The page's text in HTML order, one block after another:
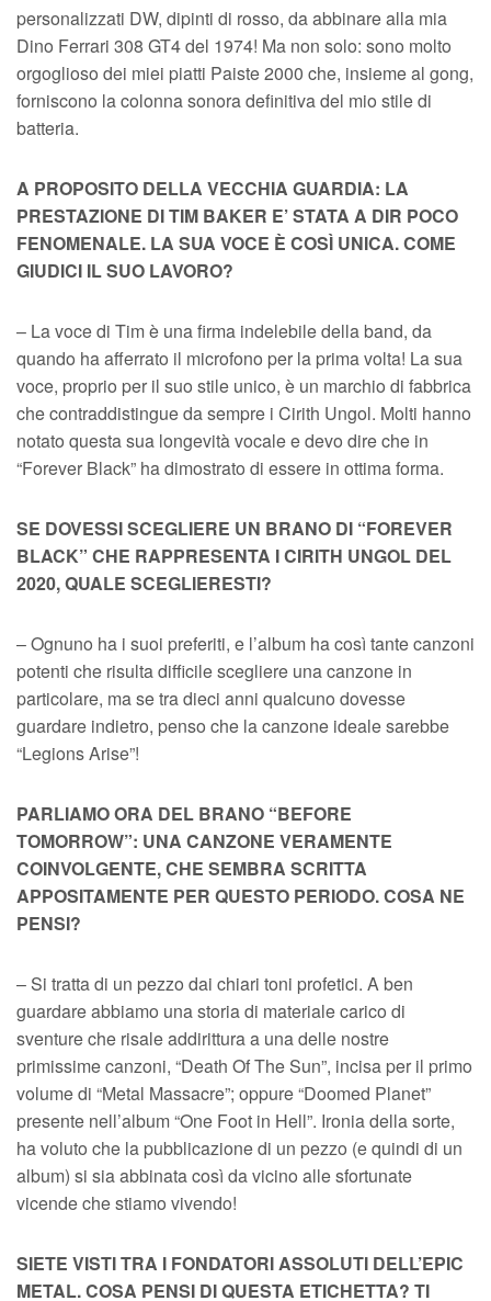
personalizzati DW, dipinti di rosso, da abbinare alla mia
Dino Ferrari 308 GT4 del 1974! Ma non solo: sono molto
orgoglioso dei miei piatti Paiste 2000 che, insieme al gong,
forniscono la colonna sonora definitiva del mio stile di
batteria.
A PROPOSITO DELLA VECCHIA GUARDIA: LA
PRESTAZIONE DI TIM BAKER E’ STATA A DIR POCO
FENOMENALE. LA SUA VOCE È COSÌ UNICA. COME
GIUDICI IL SUO LAVORO?
– La voce di Tim è una firma indelebile della band, da
quando ha afferrato il microfono per la prima volta! La sua
voce, proprio per il suo stile unico, è un marchio di fabbrica
che contraddistingue da sempre i Cirith Ungol. Molti hanno
notato questa sua longevità vocale e devo dire che in
“Forever Black” ha dimostrato di essere in ottima forma.
SE DOVESSI SCEGLIERE UN BRANO DI “FOREVER
BLACK” CHE RAPPRESENTA I CIRITH UNGOL DEL
2020, QUALE SCEGLIERESTI?
– Ognuno ha i suoi preferiti, e l’album ha così tante canzoni
potenti che risulta difficile scegliere una canzone in
particolare, ma se tra dieci anni qualcuno dovesse
guardare indietro, penso che la canzone ideale sarebbe
“Legions Arise”!
PARLIAMO ORA DEL BRANO “BEFORE
TOMORROW”: UNA CANZONE VERAMENTE
COINVOLGENTE, CHE SEMBRA SCRITTA
APPOSITAMENTE PER QUESTO PERIODO. COSA NE
PENSI?
– Si tratta di un pezzo dai chiari toni profetici. A ben
guardare abbiamo una storia di materiale carico di
sventure che risale addirittura a una delle nostre
primissime canzoni, “Death Of The Sun”, incisa per il primo
volume di “Metal Massacre”; oppure “Doomed Planet”
presente nell’album “One Foot in Hell”. Ironia della sorte,
ha voluto che la pubblicazione di un pezzo (e quindi di un
album) si sia abbinata così da vicino alle sfortunate
vicende che stiamo vivendo!
SIETE VISTI TRA I FONDATORI ASSOLUTI DELL’EPIC
METAL. COSA PENSI DI QUESTA ETICHETTA? TI